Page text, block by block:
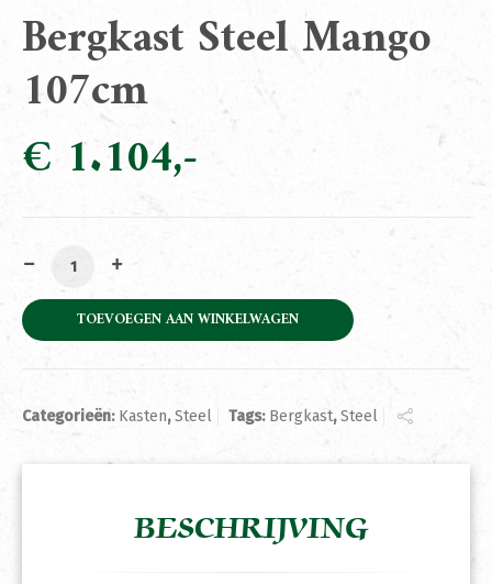
Bergkast Steel Mango
107cm
€ 1.104
Bergkast Steel Mango 107cm aantal
TOEVOEGEN AAN WINKELWAGEN
Categorieën: Kasten,Steel Tags: Bergkast,Steel
BESCHRIJVING